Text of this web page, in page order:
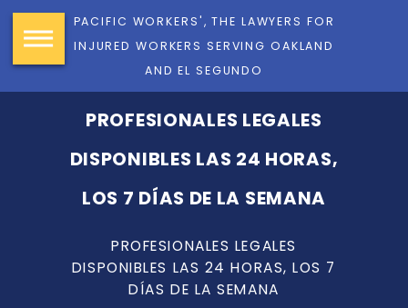
PACIFIC WORKERS', THE LAWYERS FOR
INJURED WORKERS SERVING OAKLAND
AND EL SEGUNDO
PROFESIONALES LEGALES
DISPONIBLES LAS 24 HORAS,
LOS 7 DÍAS DE LA SEMANA
PROFESIONALES LEGALES
DISPONIBLES LAS 24 HORAS, LOS 7
DÍAS DE LA SEMANA